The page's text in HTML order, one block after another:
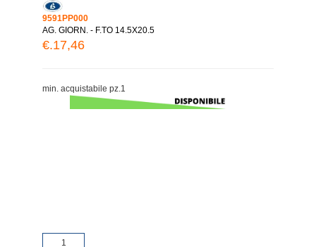
9591PP000
AG. GIORN. - F.TO 14.5X20.5
€.17,46
min. acquistabile pz.1